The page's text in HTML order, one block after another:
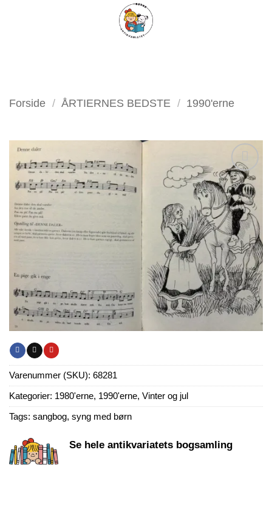
FILTER
Forside / ÅRTIERNES BEDSTE / 1990'erne
Tilføj
som
favorit
Varenummer (SKU): 68281
Kategorier: 1980'erne, 1990'erne, Vinter og jul
Tags: sangbog, syng med børn
Se hele antikvariatets bogsamling